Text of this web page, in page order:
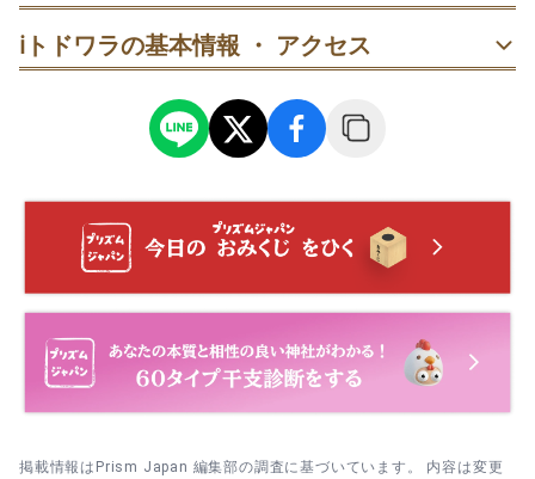
ャーセンターから徒歩。
ℹ️ トドワラの基本情報 ・ アクセス
掲載情報はPrism Japan 編集部の調査に基づいています。 内容は変更